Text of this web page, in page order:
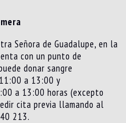
Señora de Guadalupe, en la
con un punto de
donar sangre
a 13:00 y
a 13:00 horas (excepto
cita previa llamando al
213.